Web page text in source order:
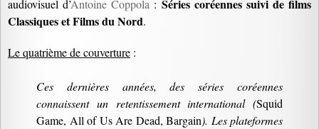
audiovisuel d’Antoine Coppola : Séries coréennes suivi de films
Classiques et Films du Nord.
Le quatrième de couverture :
Ces dernières années, des séries coréennes
connaissent un retentissement international (Squid
Game, All of Us Are Dead, Bargain). Les plateformes